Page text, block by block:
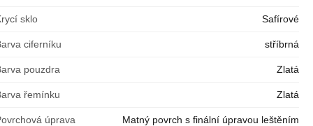
sklo Safírové
ciferníku stříbrná
pouzdra Zlatá
řemínku Zlatá
úprava Matný povrch s finální úpravou leštěním